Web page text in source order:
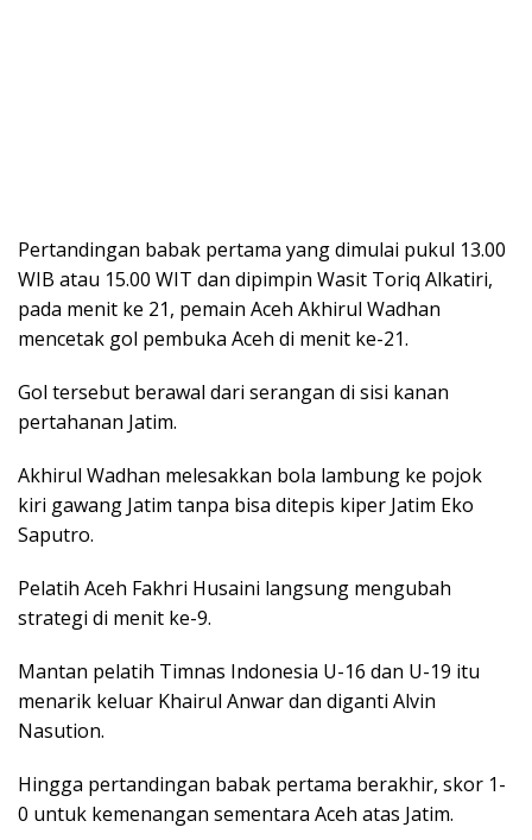
Pertandingan babak pertama yang dimulai pukul 13.00
WIB atau 15.00 WIT dan dipimpin Wasit Toriq Alkatiri,
pada menit ke 21, pemain Aceh Akhirul Wadhan
mencetak gol pembuka Aceh di menit ke-21.
Gol tersebut berawal dari serangan di sisi kanan
pertahanan Jatim.
Akhirul Wadhan melesakkan bola lambung ke pojok
kiri gawang Jatim tanpa bisa ditepis kiper Jatim Eko
Saputro.
Pelatih Aceh Fakhri Husaini langsung mengubah
strategi di menit ke-9.
Mantan pelatih Timnas Indonesia U-16 dan U-19 itu
menarik keluar Khairul Anwar dan diganti Alvin
Nasution.
Hingga pertandingan babak pertama berakhir, skor 1-
0 untuk kemenangan sementara Aceh atas Jatim.